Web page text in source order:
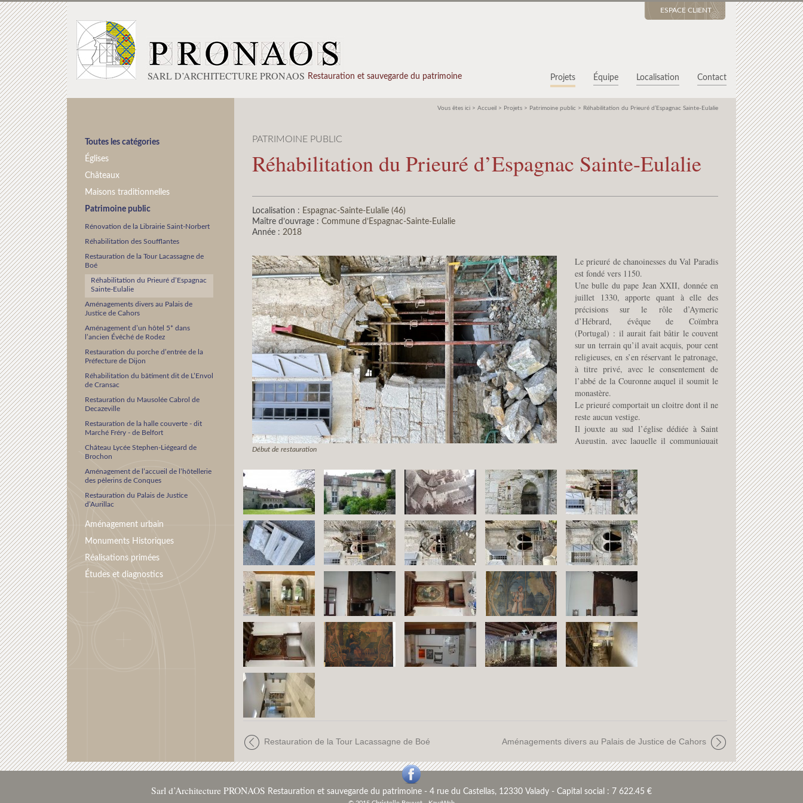
ESPACE CLIENT
SARL D’ARCHITECTURE PRONAOS Restauration et sauvegarde du patrimoine Projets Équipe Localisation Contact
Toutes les catégories
Églises
Châteaux
Maisons traditionnelles
Patrimoine public
Rénovation de la Librairie Saint-Norbert
Réhabilitation des Soufflantes
Restauration de la Tour Lacassagne de
Boé
Réhabilitation du Prieuré d’Espagnac
Sainte-Eulalie
Aménagements divers au Palais de
Justice de Cahors
Aménagement d’un hôtel 5* dans
l’ancien Évêché de Rodez
Restauration du porche d’entrée de la
Préfecture de Dijon
Réhabilitation du bâtiment dit de L’Envol
de Cransac
Restauration du Mausolée Cabrol de
Decazeville
Restauration de la halle couverte - dit
Marché Fréry - de Belfort
Château Lycée Stephen-Liégeard de
Brochon
Aménagement de l’accueil de l’hôtellerie
des pèlerins de Conques
Restauration du Palais de Justice
d’Aurillac
Aménagement urbain
Monuments Historiques
Réalisations primées
Études et diagnostics
Vous êtes ici > Accueil > Projets > Patrimoine public > Réhabilitation du Prieuré d’Espagnac Sainte-Eulalie
PATRIMOINE PUBLIC
Réhabilitation du Prieuré d’Espagnac Sainte-Eulalie
Localisation : Espagnac-Sainte-Eulalie (46)
Maître d’ouvrage : Commune d’Espagnac-Sainte-Eulalie
Année : 2018
Début de restauration
Le prieuré de chanoinesses du Val Paradis
est fondé vers 1150.
Une bulle du pape Jean XXII, donnée en
juillet 1330, apporte quant à elle des
précisions sur le rôle d’Aymeric
d’Hébrard, évêque de Coïmbra
(Portugal) : il aurait fait bâtir le couvent
sur un terrain qu’il avait acquis, pour cent
religieuses, en s’en réservant le patronage,
à titre privé, avec le consentement de
l’abbé de la Couronne auquel il soumit le
monastère.
Le prieuré comportait un cloitre dont il ne
reste aucun vestige.
Il jouxte au sud l’église dédiée à Saint
Augustin, avec laquelle il communiquait
au 18° siècle, modification des niveaux de
planchers, démolition de voûtes dont il
subsiste les naissances dans les parties
basses.
La restauration réhabilitation doit
permettre d’accueillir les pèlerins du
chemin de St Jacques de Compostelle et
de rénover les logements.
La très belle baie géminée sera restaurée.
Aménagements divers au Palais de Justice de Cahors
Restauration de la Tour Lacassagne de Boé
Sarl d’Architecture PRONAOS Restauration et sauvegarde du patrimoine - 4 rue du Castellas, 12330 Valady - Capital social : 7 622.45 €